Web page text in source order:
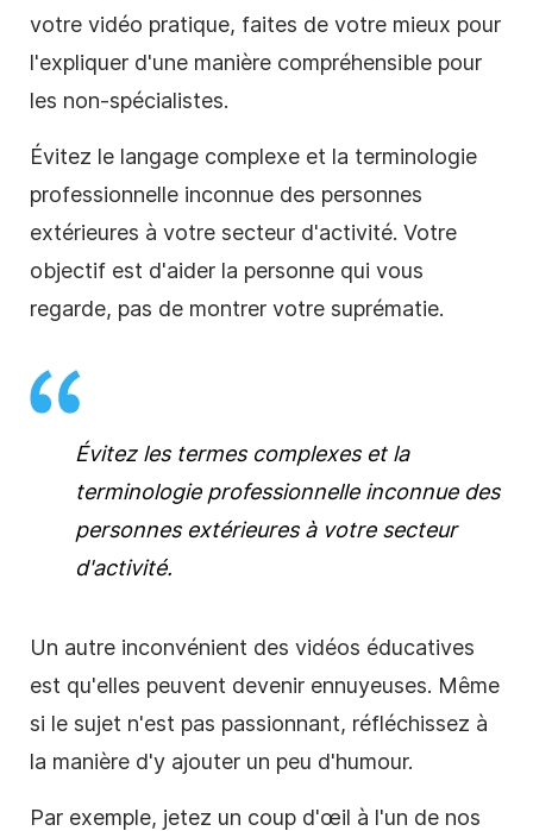
votre vidéo pratique, faites de votre mieux pour
l'expliquer d'une manière compréhensible pour
les non-spécialistes.
Évitez le langage complexe et la terminologie
professionnelle inconnue des personnes
extérieures à votre secteur d'activité. Votre
objectif est d'aider la personne qui vous
regarde, pas de montrer votre suprématie.
Évitez les termes complexes et la
terminologie professionnelle inconnue des
personnes extérieures à votre secteur
d'activité.
Un autre inconvénient des vidéos éducatives
est qu'elles peuvent devenir ennuyeuses. Même
si le sujet n'est pas passionnant, réfléchissez à
la manière d'y ajouter un peu d'humour.
Par exemple, jetez un coup d'œil à l'un de nos